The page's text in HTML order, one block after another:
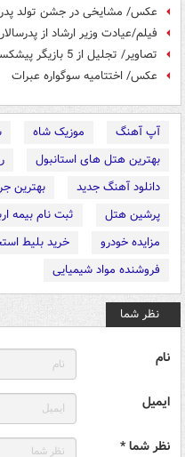
عکس/ مشایخی در جشن تولد
فیلم/عیادت وزیر ارشاد از پدرسالار
تصاویر/ تجلیل از 5 بازیگر پیشکسوت سینما
عکس/ اختتامیه سوگواره عبرات
آپ آهنگ موزیک شاه
بهترین هتل های استانبول
دانلود آهنگ جدید
بهترین
پرشین هتل
ثبت نام بیمه
مزایده خودرو
خرید بلیط
فروشنده مواد شیمیایی
نظر شما
نام
ایمیل
نظر شما *